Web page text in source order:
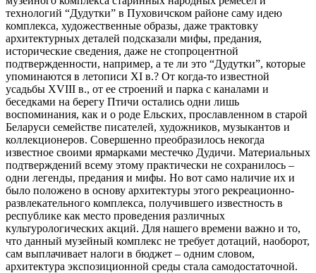
технологий “Дудутки” в Пуховичском районе саму идею
комплекса, художественные образы, даже трактовку
архитектурных деталей подсказали мифы, предания,
исторические сведения, даже не стопроцентной
подтвержденности, например, а те ли это “Дудутки”, которые
упоминаются в летописи ХI в.? От когда-то известной
усадьбы ХVIII в., от ее строений и парка с каналами и
беседками на берегу Птичи остались одни лишь
воспоминания, как и о роде Ельских, прославленном в старой
Беларуси семействе писателей, художников, музыкантов и
коллекционеров. Совершенно преобразилось некогда
известное своими ярмарками местечко Дудичи. Материальных
подтверждений всему этому практически не сохранилось –
одни легенды, предания и мифы. Но вот само наличие их и
было положено в основу архитектуры этого рекреационно-
развлекательного комплекса, получившего известность в
республике как место проведения различных
культурологических акций. Для нашего времени важно и то,
что данный музейный комплекс не требует дотаций, наоборот,
сам выплачивает налоги в бюджет – одним словом,
архитектура экспозиционной среды стала самодостаточной.